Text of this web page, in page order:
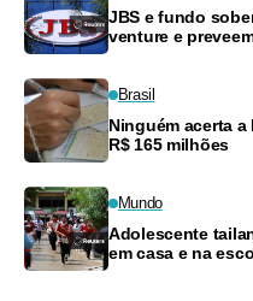
JBS e fundo
venture e
Brasil
Ninguém acerta a
R$ 165 milhões
Mundo
Adolescente
em casa e na